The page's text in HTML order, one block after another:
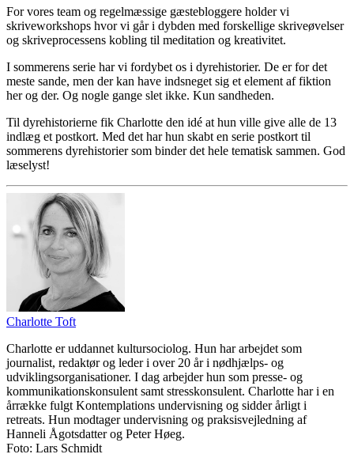
For vores team og regelmæssige gæstebloggere holder vi
skriveworkshops hvor vi går i dybden med forskellige skriveøvelser
og skriveprocessens kobling til meditation og kreativitet.
I sommerens serie har vi fordybet os i dyrehistorier. De er for det
meste sande, men der kan have indsneget sig et element af fiktion
her og der. Og nogle gange slet ikke. Kun sandheden.
Til dyrehistorierne fik Charlotte den idé at hun ville give alle de 13
indlæg et postkort. Med det har hun skabt en serie postkort til
sommerens dyrehistorier som binder det hele tematisk sammen. God
læselyst!
Charlotte Toft
Charlotte er uddannet kultursociolog. Hun har arbejdet som
journalist, redaktør og leder i over 20 år i nødhjælps- og
udviklingsorganisationer. I dag arbejder hun som presse- og
kommunikationskonsulent samt stresskonsulent. Charlotte har i en
årrække fulgt Kontemplations undervisning og sidder årligt i
retreats. Hun modtager undervisning og praksisvejledning af
Hanneli Ågotsdatter og Peter Høeg.
Foto: Lars Schmidt